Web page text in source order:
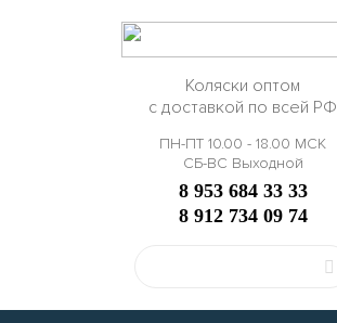
Коляски оптом
с доставкой по всей РФ
ПН-ПТ 10.00 - 18.00 МСК
СБ-ВС Выходной
8 953 684 33 33
8 912 734 09 74